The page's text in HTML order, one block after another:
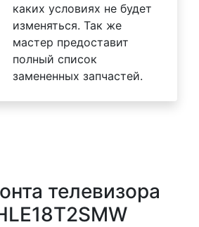
каких условиях не будет
изменяться. Так же
мастер предоставит
полный список
замененных запчастей.
телевизора